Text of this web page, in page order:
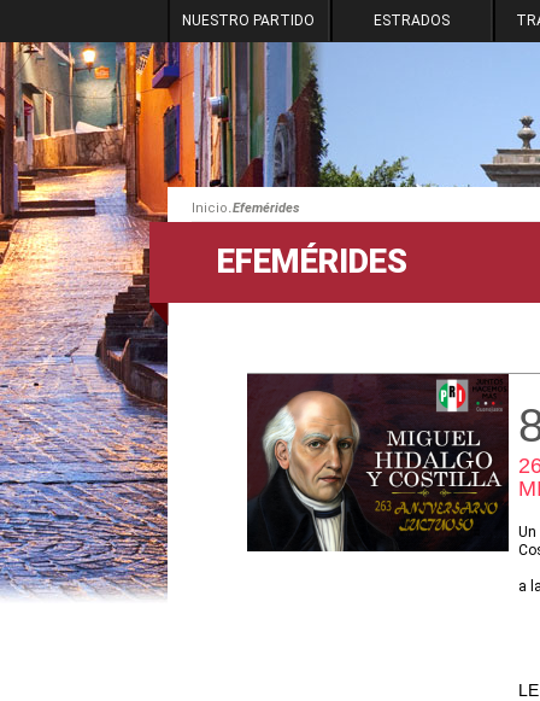
NUESTRO PARTIDO ESTRADOS
Inicio.Efemérides
EFEMÉRIDES
Un
a